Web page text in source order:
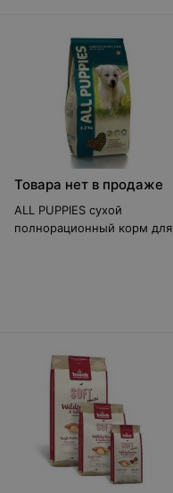
Товара нет в продаже
ALL PUPPIES сухой
полнорационный корм для